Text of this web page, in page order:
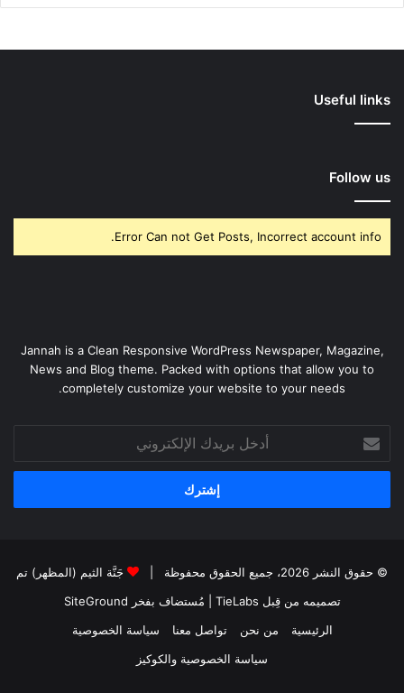
Useful links
Follow us
Error Can not Get Posts, Incorrect account info.
Jannah is a Clean Responsive WordPress Newspaper, Magazine,
News and Blog theme. Packed with options that allow you to
completely customize your website to your needs.
بريدك
الإلكتروني
© حقوق النشر 2026، جميع الحقوق محفوظة |
جَنَّة الثيم (المظهر) تم
تصميمه من قِبل TieLabs
| مُستضاف بفخر SiteGround
الرئيسية
من نحن تواصل معنا
سياسة الخصوصية
سياسة الخصوصية والكوكيز